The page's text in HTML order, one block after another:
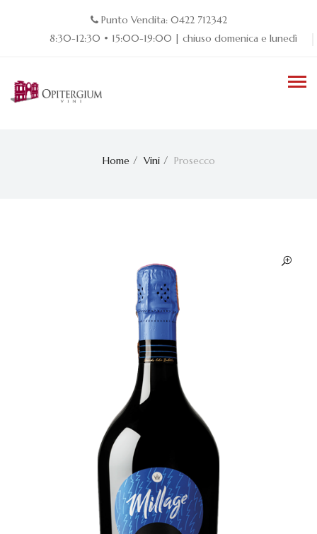
Punto Vendita: 0422 712342
8:30-12:30 • 15:00-19:00 | chiuso domenica e lunedì
Home Vini Prosecco